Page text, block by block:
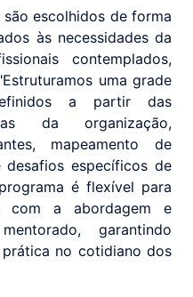
escolhidos de forma
às necessidades da
contemplados,
uma grade
a partir das
da organização,
mapeamento de
desafios específicos de
é flexível para
com a abordagem e
garantindo
no cotidiano dos